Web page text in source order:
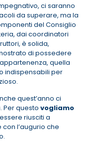
ci saranno
da superare, ma la
del Consiglio
dai coordinatori
è solida,
di possedere
quella
indispensabili per
quest’anno ci
Per questo vogliamo
riusciti a
l’augurio che